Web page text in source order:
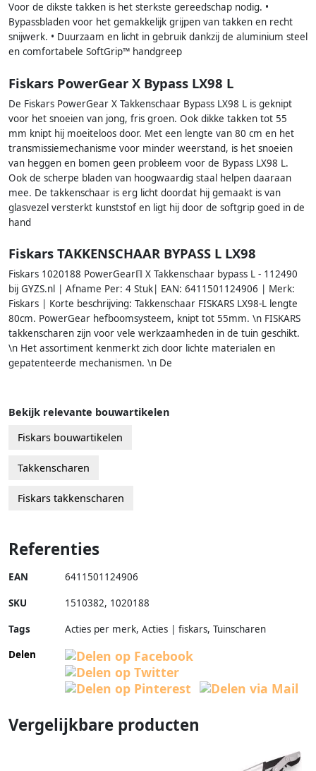
Voor de dikste takken is het sterkste gereedschap nodig. •
Bypassbladen voor het gemakkelijk grijpen van takken en recht
snijwerk. • Duurzaam en licht in gebruik dankzij de aluminium steel
en comfortabele SoftGrip™ handgreep
Fiskars PowerGear X Bypass LX98 L
De Fiskars PowerGear X Takkenschaar Bypass LX98 L is geknipt
voor het snoeien van jong, fris groen. Ook dikke takken tot 55
mm knipt hij moeiteloos door. Met een lengte van 80 cm en het
transmissiemechanisme voor minder weerstand, is het snoeien
van heggen en bomen geen probleem voor de Bypass LX98 L.
Ook de scherpe bladen van hoogwaardig staal helpen daaraan
mee. De takkenschaar is erg licht doordat hij gemaakt is van
glasvezel versterkt kunststof en ligt hij door de softgrip goed in de
hand
Fiskars TAKKENSCHAAR BYPASS L LX98
Fiskars 1020188 PowerGearℿ X Takkenschaar bypass L - 112490
bij GYZS.nl | Afname Per: 4 Stuk| EAN: 6411501124906 | Merk:
Fiskars | Korte beschrijving: Takkenschaar FISKARS LX98-L lengte
80cm. PowerGear hefboomsysteem, knipt tot 55mm. \n FISKARS
takkenscharen zijn voor vele werkzaamheden in de tuin geschikt.
\n Het assortiment kenmerkt zich door lichte materialen en
gepatenteerde mechanismen. \n De
Bekijk relevante bouwartikelen
Fiskars bouwartikelen
Takkenscharen
Fiskars takkenscharen
Referenties
EAN 6411501124906
SKU 1510382, 1020188
Tags
Acties per merk, Acties | fiskars, Tuinscharen
Delen
Vergelijkbare producten